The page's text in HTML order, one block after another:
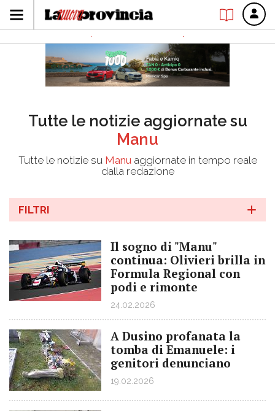
Tutte le notizie aggiornate su
Manu
Tutte le notizie su Manuaggiornate in tempo reale
dalla redazione
FILTRI
Il sogno di "Manu"
continua: Olivieri brilla in
Formula Regional con
podi e rimonte
24.02.2026
A Dusino profanata la
tomba di Emanuele: i
genitori denunciano
19.02.2026